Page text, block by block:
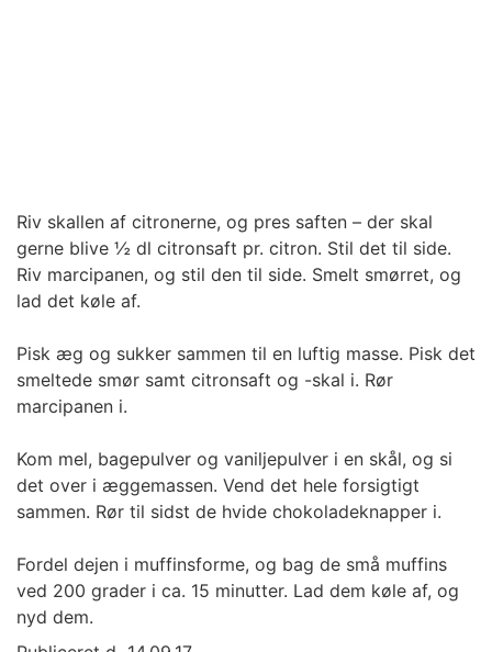
Riv skallen af citronerne, og pres saften – der skal
gerne blive ½ dl citronsaft pr. citron. Stil det til side.
Riv marcipanen, og stil den til side. Smelt smørret, og
lad det køle af.
Pisk æg og sukker sammen til en luftig masse. Pisk det
smeltede smør samt citronsaft og -skal i. Rør
marcipanen i.
Kom mel, bagepulver og vaniljepulver i en skål, og si
det over i æggemassen. Vend det hele forsigtigt
sammen. Rør til sidst de hvide chokoladeknapper i.
Fordel dejen i muffinsforme, og bag de små muffins
ved 200 grader i ca. 15 minutter. Lad dem køle af, og
nyd dem.